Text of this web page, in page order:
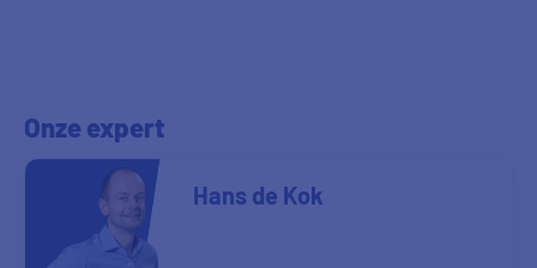
Onze expert
Hans de Kok